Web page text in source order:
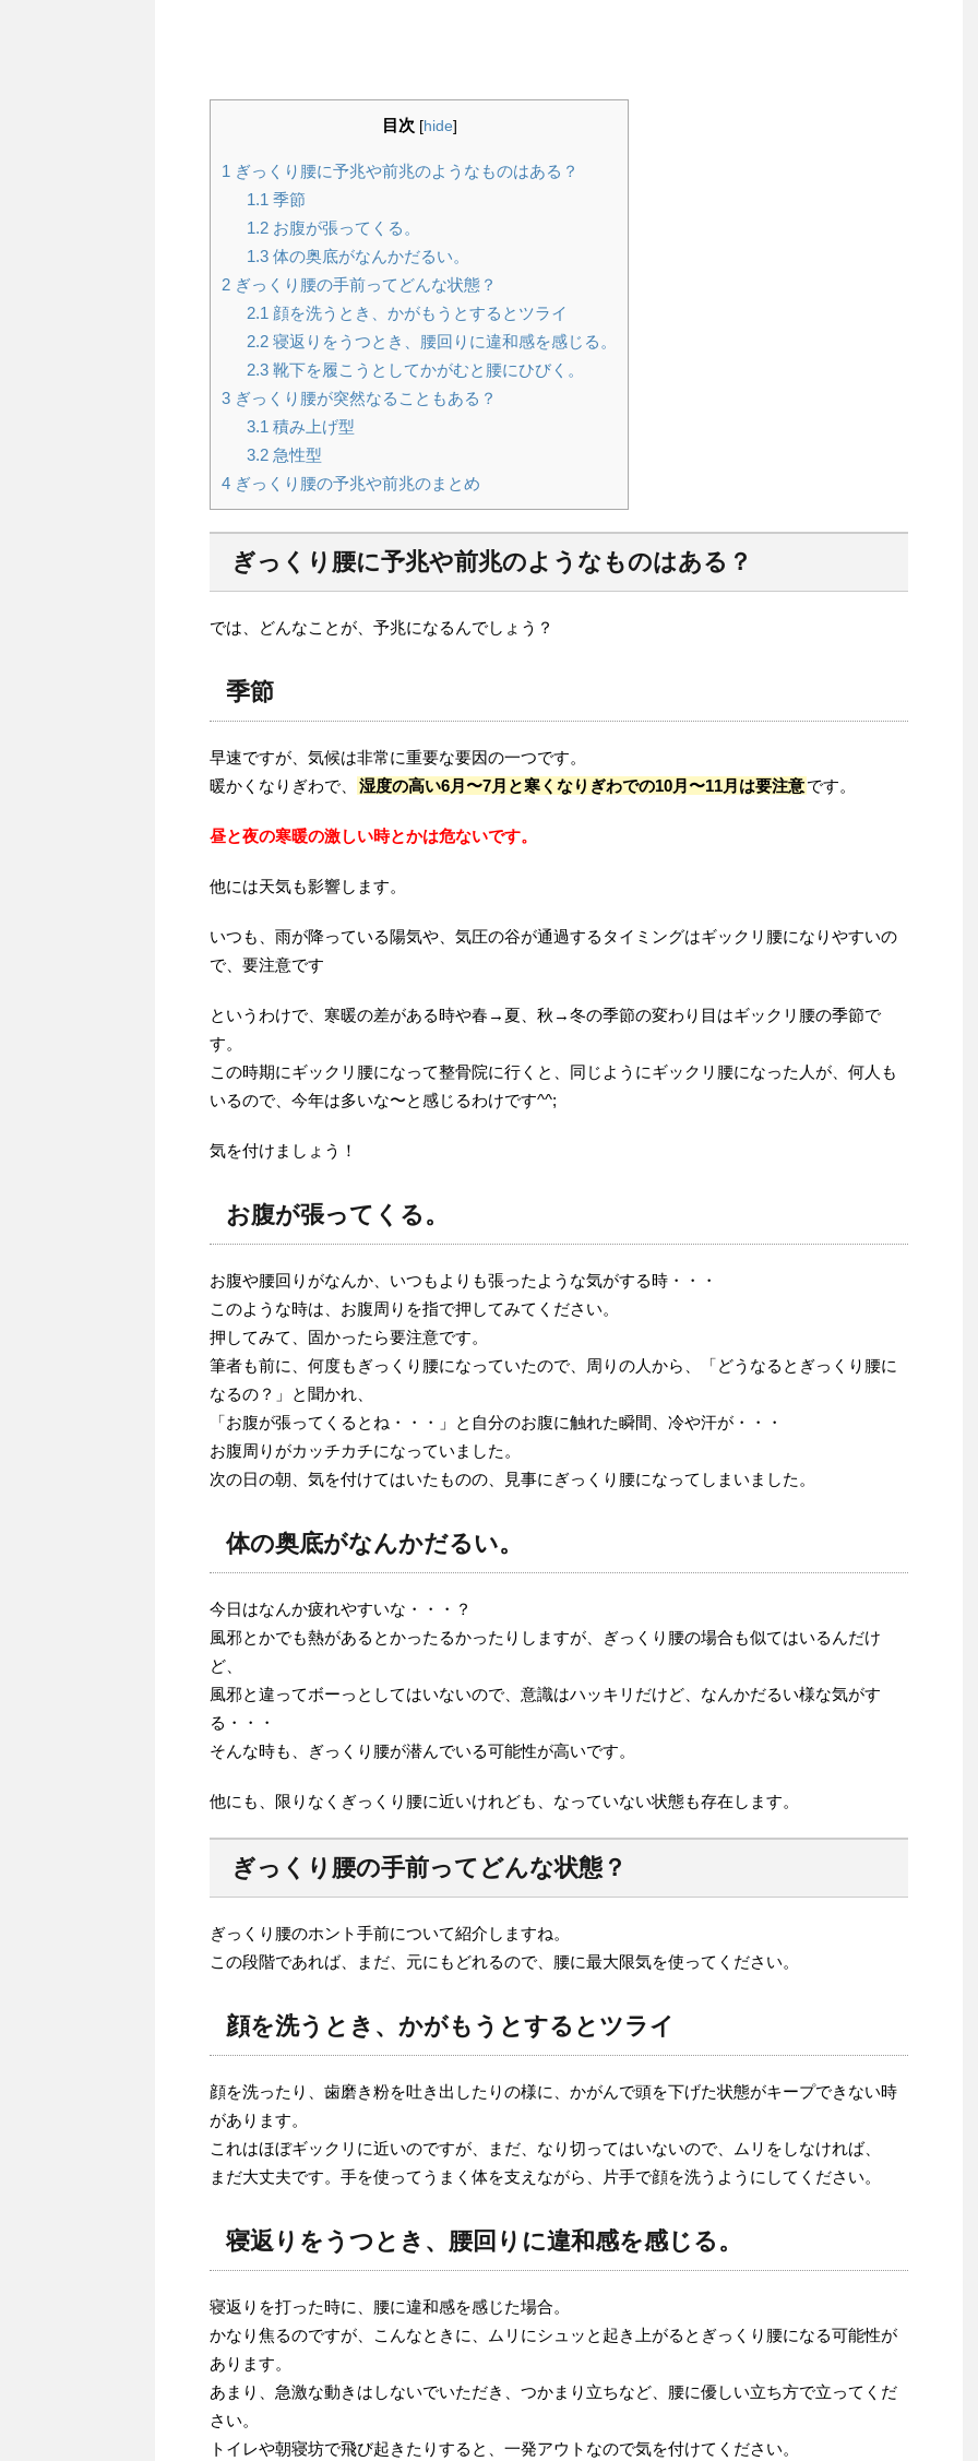
目次 [hide]
1 ぎっくり腰に予兆や前兆のようなものはある？
1.1 季節
1.2お腹が張ってくる。
1.3体の奥底がなんかだるい。
2 ぎっくり腰の手前ってどんな状態？
2.1 顔を洗うとき、かがもうとするとツライ
2.2寝返りをうつとき、腰回りに違和感を感じる。
2.3靴下を履こうとしてかがむと腰にひびく。
3 ぎっくり腰が突然なることもある？
3.1 積み上げ型
3.2急性型
4 ぎっくり腰の予兆や前兆のまとめ
ぎっくり腰に予兆や前兆のようなものはある？
では、どんなことが、予兆になるんでしょう？
季節
早速ですが、気候は非常に重要な要因の一つです。
暖かくなりぎわで、
湿度の高い6月〜7月と寒くなりぎわでの10月〜11月は要注意です。
昼と夜の寒暖の激しい時とかは危ないです。
他には天気も影響します。
いつも、雨が降っている陽気や、気圧の谷が通過するタイミングはギックリ腰になりやすいの
で、要注意です
というわけで、寒暖の差がある時や春→夏、秋→冬の季節の変わり目はギックリ腰の季節で
す。
この時期にギックリ腰になって整骨院に行くと、同じようにギックリ腰になった人が、何人も
いるので、今年は多いな〜と感じるわけです^^;
気を付けましょう！
お腹が張ってくる。
お腹や腰回りがなんか、いつもよりも張ったような気がする時・・・
このような時は、お腹周りを指で押してみてください。
押してみて、固かったら要注意です。
筆者も前に、何度もぎっくり腰になっていたので、周りの人から、「どうなるとぎっくり腰に
なるの？」と聞かれ、
「お腹が張ってくるとね・・・」と自分のお腹に触れた瞬間、冷や汗が・・・
お腹周りがカッチカチになっていました。
次の日の朝、気を付けてはいたものの、見事にぎっくり腰になってしまいました。
体の奥底がなんかだるい。
今日はなんか疲れやすいな・・・？
風邪とかでも熱があるとかったるかったりしますが、ぎっくり腰の場合も似てはいるんだけ
ど、
風邪と違ってボーっとしてはいないので、意識はハッキリだけど、なんかだるい様な気がす
る・・・
そんな時も、ぎっくり腰が潜んでいる可能性が高いです。
他にも、限りなくぎっくり腰に近いけれども、なっていない状態も存在します。
ぎっくり腰の手前ってどんな状態？
ぎっくり腰のホント手前について紹介しますね。
この段階であれば、まだ、元にもどれるので、腰に最大限気を使ってください。
顔を洗うとき、かがもうとするとツライ
顔を洗ったり、歯磨き粉を吐き出したりの様に、かがんで頭を下げた状態がキープできない時
があります。
これはほぼギックリに近いのですが、まだ、なり切ってはいないので、ムリをしなければ、
まだ大丈夫です。手を使ってうまく体を支えながら、片手で顔を洗うようにしてください。
寝返りをうつとき、腰回りに違和感を感じる。
寝返りを打った時に、腰に違和感を感じた場合。
かなり焦るのですが、こんなときに、ムリにシュッと起き上がるとぎっくり腰になる可能性が
あります。
あまり、急激な動きはしないでいただき、つかまり立ちなど、腰に優しい立ち方で立ってくだ
さい。
トイレや朝寝坊で飛び起きたりすると、一発アウトなので気を付けてください。